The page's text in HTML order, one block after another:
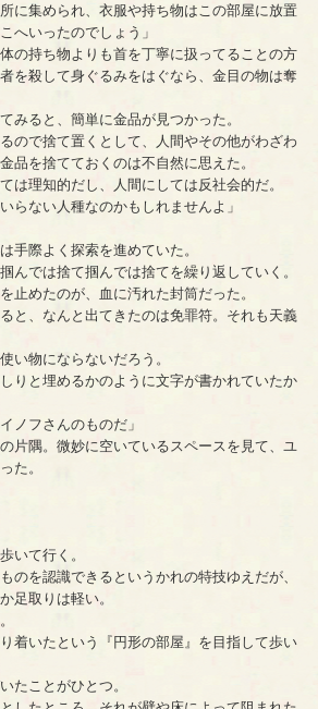
に集められ、衣服や持ち物はこの部屋に放置
いったのでしょう」
の持ち物よりも首を丁寧に扱ってることの方
を殺して身ぐるみをはぐなら、金目の物は奪
みると、簡単に金品が見つかった。
ので捨て置くとして、人間やその他がわざわ
品を捨てておくのは不自然に思えた。
は理知的だし、人間にしては反社会的だ。
らない人種なのかもしれませんよ」
手際よく探索を進めていた。
んでは捨て掴んでは捨てを繰り返していく。
止めたのが、血に汚れた封筒だった。
と、なんと出てきたのは免罪符。それも天義
い物にならないだろう。
りと埋めるかのように文字が書かれていたか
ノフさんのものだ」
片隅。微妙に空いているスペースを見て、ユ
た。
いて行く。
のを認識できるというかれの特技ゆえだが、
足取りは軽い。
着いたという『円形の部屋』を目指して歩い
たことがひとつ。